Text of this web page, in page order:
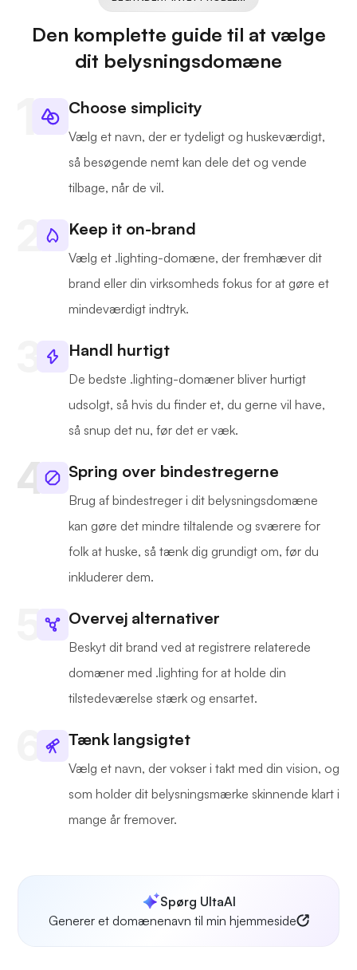
Den komplette guide til at vælge
dit belysningsdomæne
Choose simplicity
Vælg et navn, der er tydeligt og huskeværdigt,
så besøgende nemt kan dele det og vende
tilbage, når de vil.
Keep it on-brand
Vælg et .lighting-domæne, der fremhæver dit
brand eller din virksomheds fokus for at gøre et
mindeværdigt indtryk.
Handl hurtigt
De bedste .lighting-domæner bliver hurtigt
udsolgt, så hvis du finder et, du gerne vil have,
så snup det nu, før det er væk.
Spring over bindestregerne
Brug af bindestreger i dit belysningsdomæne
kan gøre det mindre tiltalende og sværere for
folk at huske, så tænk dig grundigt om, før du
inkluderer dem.
Overvej alternativer
Beskyt dit brand ved at registrere relaterede
domæner med .lighting for at holde din
tilstedeværelse stærk og ensartet.
Tænk langsigtet
Vælg et navn, der vokser i takt med din vision, og
som holder dit belysningsmærke skinnende klart i
mange år fremover.
Spørg UltaAI
Generer et domænenavn til min hjemmeside